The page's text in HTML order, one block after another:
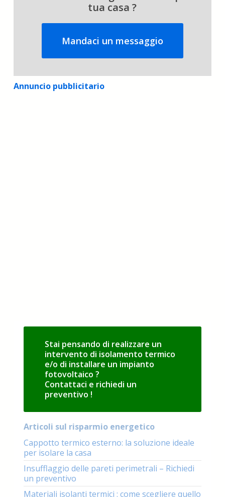
tua casa ?
Mandaci un messaggio
Annuncio pubblicitario
Stai pensando di realizzare un
intervento di isolamento termico
e/o di installare un impianto
fotovoltaico ?
Contattaci e richiedi un
preventivo !
Articoli sul risparmio energetico
Cappotto termico esterno: la soluzione ideale
per isolare la casa
Insufflaggio delle pareti perimetrali – Richiedi
un preventivo
Materiali isolanti termici : come scegliere quello